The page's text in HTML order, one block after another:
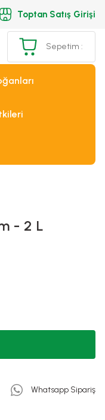
Toptan Satış Girişi
Sepetim :
- 2 L
Whatsapp Sipariş